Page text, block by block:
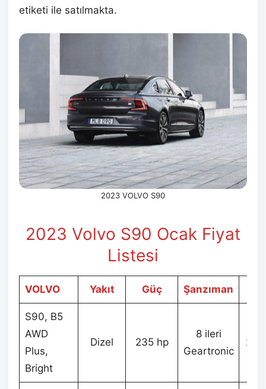
etiketi ile satılmakta.
2023 VOLVO S90
2023 Volvo S90 Ocak Fiyat
Listesi
VOLVO Yakıt Güç Şanzıman
S90, B5
AWD
Plus,
Bright
Dizel 235 hp
8 ileri
Geartronic